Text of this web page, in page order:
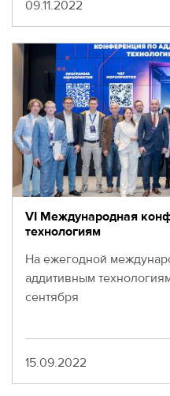
55
Москва,
СВАО,
ул.
Годовикова,
9
Станция
метро
Алексеевская
Режим
работы
9:00
18:00
Пн-
9:00
17:00
Дата
09.11.2022
VI Международная
технологиям
На ежегодной
аддитивным
сентября
Дата
15.09.2022